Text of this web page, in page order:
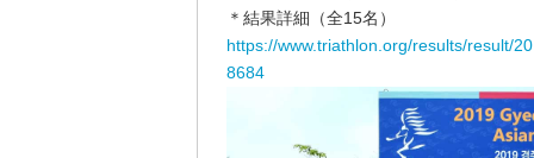
＊結果詳細（全15名）
https://www.triathlon.org/results/result/
8684